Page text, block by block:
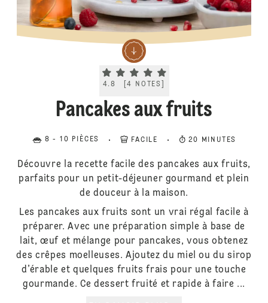
Current rating 4.8. Click to rate.
4.8 [4 NOTES
Pancakes aux fruits
8 - 10 PIÈCES FACILE 20 MINUTES
Découvre la recette facile des pancakes aux fruits,
parfaits pour un petit-déjeuner gourmand et plein
de douceur à la maison.
Les pancakes aux fruits sont un vrai régal facile à
préparer. Avec une préparation simple à base de
lait, œuf et mélange pour pancakes, vous obtenez
des crêpes moelleuses. Ajoutez du miel ou du sirop
d’érable et quelques fruits frais pour une touche
gourmande. Ce dessert fruité et rapide à faire ...